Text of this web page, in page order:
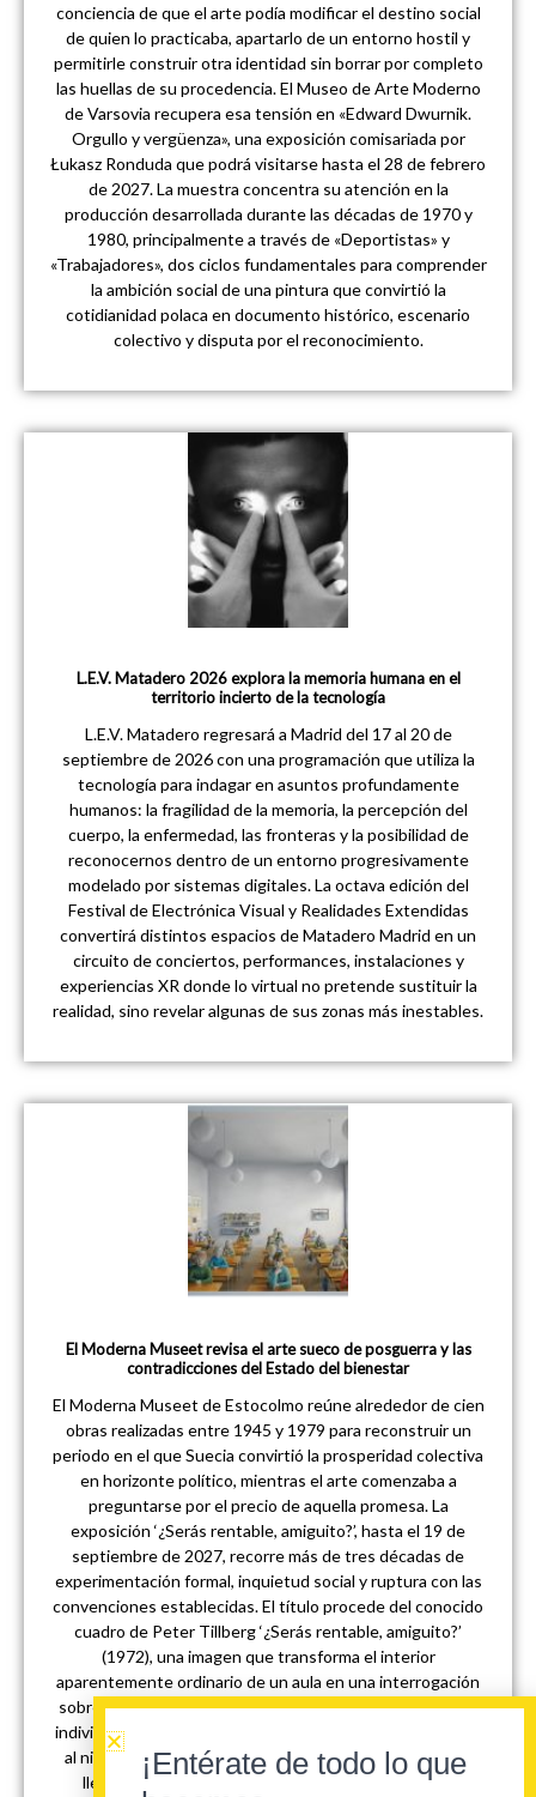
conciencia de que el arte podía modificar el destino social
de quien lo practicaba, apartarlo de un entorno hostil y
permitirle construir otra identidad sin borrar por completo
las huellas de su procedencia. El Museo de Arte Moderno
de Varsovia recupera esa tensión en «Edward Dwurnik.
Orgullo y vergüenza», una exposición comisariada por
Łukasz Ronduda que podrá visitarse hasta el 28 de febrero
de 2027. La muestra concentra su atención en la
producción desarrollada durante las décadas de 1970 y
1980, principalmente a través de «Deportistas» y
«Trabajadores», dos ciclos fundamentales para comprender
la ambición social de una pintura que convirtió la
cotidianidad polaca en documento histórico, escenario
colectivo y disputa por el reconocimiento.
L.E.V. Matadero 2026 explora la memoria humana en el
territorio incierto de la tecnología
L.E.V. Matadero regresará a Madrid del 17 al 20 de
septiembre de 2026 con una programación que utiliza la
tecnología para indagar en asuntos profundamente
humanos: la fragilidad de la memoria, la percepción del
cuerpo, la enfermedad, las fronteras y la posibilidad de
reconocernos dentro de un entorno progresivamente
modelado por sistemas digitales. La octava edición del
Festival de Electrónica Visual y Realidades Extendidas
convertirá distintos espacios de Matadero Madrid en un
circuito de conciertos, performances, instalaciones y
experiencias XR donde lo virtual no pretende sustituir la
realidad, sino revelar algunas de sus zonas más inestables.
El Moderna Museet revisa el arte sueco de posguerra y las
contradicciones del Estado del bienestar
El Moderna Museet de Estocolmo reúne alrededor de cien
obras realizadas entre 1945 y 1979 para reconstruir un
periodo en el que Suecia convirtió la prosperidad colectiva
en horizonte político, mientras el arte comenzaba a
preguntarse por el precio de aquella promesa. La
exposición ‘¿Serás rentable, amiguito?’, hasta el 19 de
septiembre de 2027, recorre más de tres décadas de
experimentación formal, inquietud social y ruptura con las
convenciones establecidas. El título procede del conocido
cuadro de Peter Tillberg ‘¿Serás rentable, amiguito?’
(1972), una imagen que transforma el interior
aparentemente ordinario de un aula en una interrogación
sobre la disciplina, la productividad y el lugar reservado al
individuo dentro del engranaje social. La pregunta dirigida
al niño contiene una violencia discreta: no indaga quién
llegará a ser, qué desea aprender o de qué manera
¡Entérate de todo lo que